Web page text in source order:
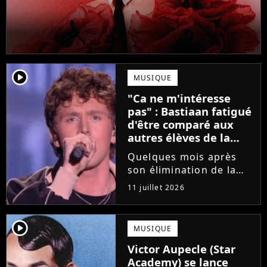
player2 MUSIQUE
"Ca ne m'intéresse
pas" : Bastiaan fatigué
d'être comparé aux
autres élèves de la
Star Academy
Quelques mois après
son élimination de la
Star Academy, Bastiaan
tente de lancer sa
carrière dans la
musique. Et pour ça, le
chanteur a récemment
dévoilé "Château", son
premier single....
11 juillet 2026
player2 MUSIQUE
Victor Aupecle (Star
Academy) se lance